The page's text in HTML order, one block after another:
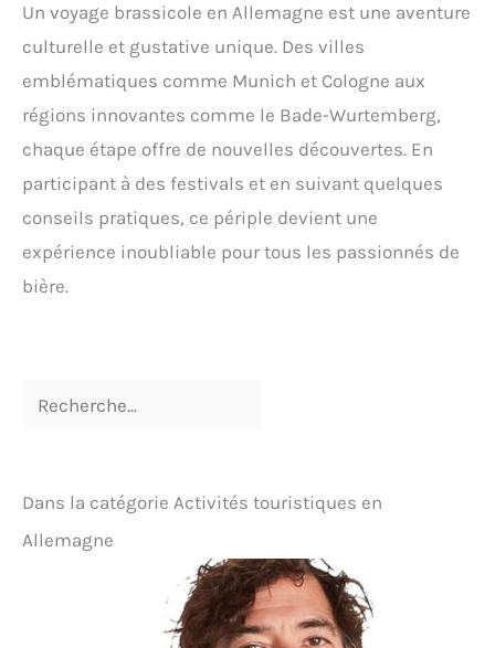
Un voyage brassicole en Allemagne est une aventure
culturelle et gustative unique. Des villes
emblématiques comme Munich et Cologne aux
régions innovantes comme le Bade-Wurtemberg,
chaque étape offre de nouvelles découvertes. En
participant à des festivals et en suivant quelques
conseils pratiques, ce périple devient une
expérience inoubliable pour tous les passionnés de
bière.
Dans la catégorie Activités touristiques en
Allemagne